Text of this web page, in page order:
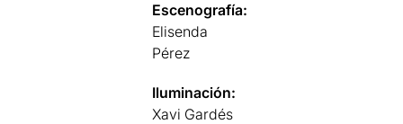
Escenografía:
Elisenda
Pérez
Iluminación:
Xavi Gardés